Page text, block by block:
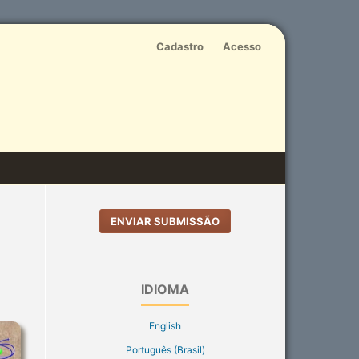
Cadastro Acesso
ENVIAR SUBMISSÃO
IDIOMA
English
Português (Brasil)